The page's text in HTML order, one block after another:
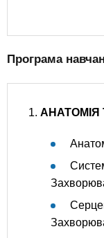
Програма
1.